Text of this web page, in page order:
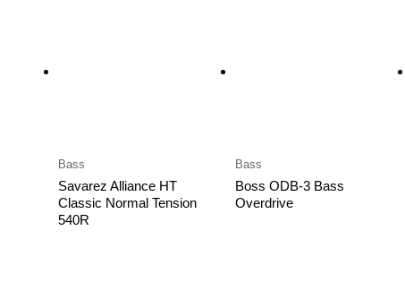
Bass
Savarez Alliance HT
Classic Normal Tension
540R
Bass
Boss ODB-3 Bass
Overdrive